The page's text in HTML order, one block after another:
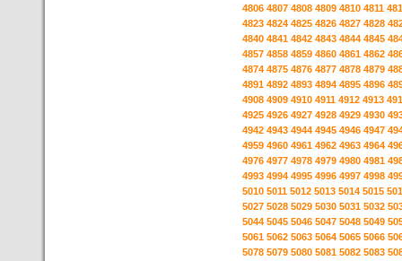
4806 4807 4808 4809 4810 4811
4823 4824 4825 4826 4827 4828
4840 4841 4842 4843 4844 4845
4857 4858 4859 4860 4861 4862
4874 4875 4876 4877 4878 4879
4891 4892 4893 4894 4895 4896
4908 4909 4910 4911 4912 4913
4925 4926 4927 4928 4929 4930
4942 4943 4944 4945 4946 4947
4959 4960 4961 4962 4963 4964
4976 4977 4978 4979 4980 4981
4993 4994 4995 4996 4997 4998
5010 5011 5012 5013 5014 5015
5027 5028 5029 5030 5031 5032
5044 5045 5046 5047 5048 5049
5061 5062 5063 5064 5065 5066
5078 5079 5080 5081 5082 5083